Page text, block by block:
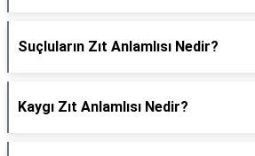
Suçluların Zıt Anlamlısı Nedir?
Kaygı Zıt Anlamlısı Nedir?